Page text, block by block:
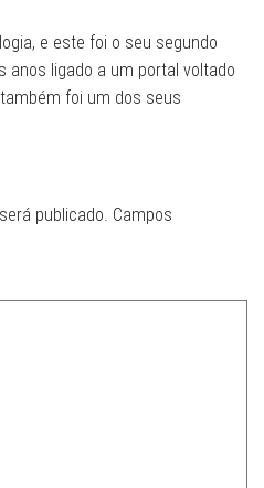
e este foi o seu segundo
anos ligado a um portal voltado
foi um dos seus
publicado. Campos